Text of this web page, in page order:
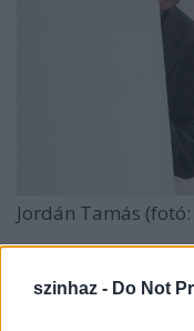
szinhaz - Do Not
Jordán Tamás